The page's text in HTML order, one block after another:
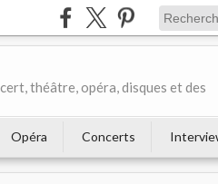
théâtre, opéra, disques et des
Opéra Concerts